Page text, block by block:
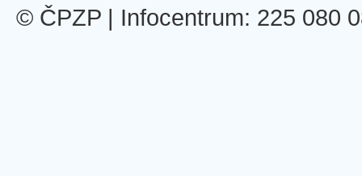
© ČPZP | Infocentrum: 225 080